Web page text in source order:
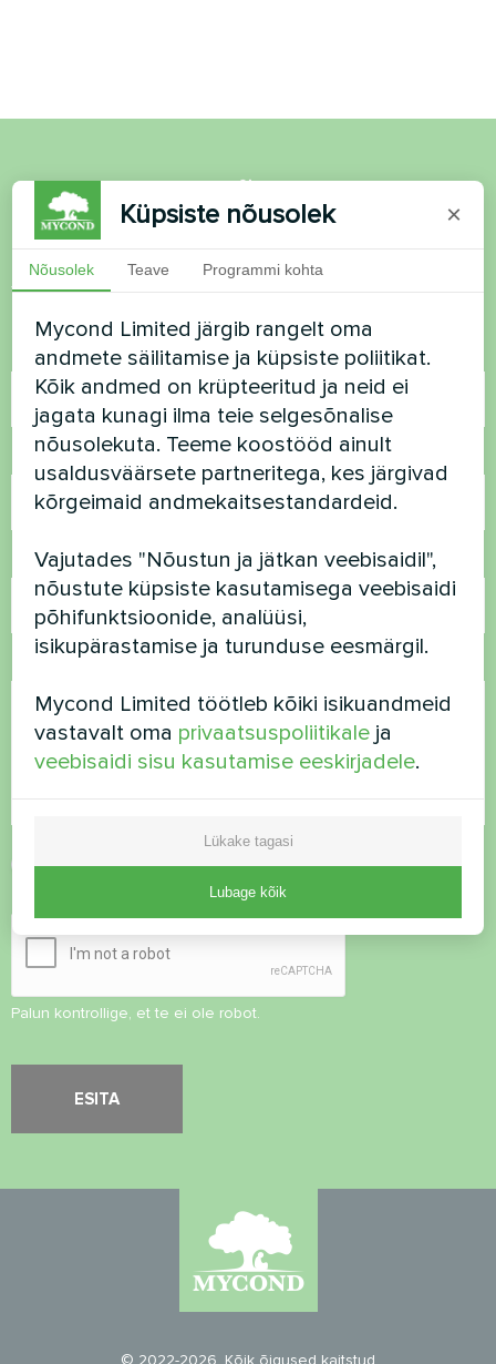
Soovid osta või on
küsimusi?
Võtke meiega ühendust ja me aitame teid
Nimi
Telefoninumber
E-post
Kommentaar
Nõustuprivaatsuspoliitikaga
Palun kontrollige, et te ei ole robot.
© 2022-2026. Kõik õigused kaitstud
Küpsiste nõusolek ×
Nõusolek Teave Programmi kohta
Mycond Limited järgib rangelt oma
andmete säilitamise ja küpsiste poliitikat.
Kõik andmed on krüpteeritud ja neid ei
jagata kunagi ilma teie selgesõnalise
nõusolekuta. Teeme koostööd ainult
usaldusväärsete partneritega, kes järgivad
kõrgeimaid andmekaitsestandardeid.
Vajutades "Nõustun ja jätkan veebisaidil",
nõustute küpsiste kasutamisega veebisaidi
põhifunktsioonide, analüüsi,
isikupärastamise ja turunduse eesmärgil.
Mycond Limited töötleb kõiki isikuandmeid
vastavalt oma privaatsuspoliitikale ja
veebisaidi sisu kasutamise eeskirjadele.
Lükake tagasi
Lubage kõik